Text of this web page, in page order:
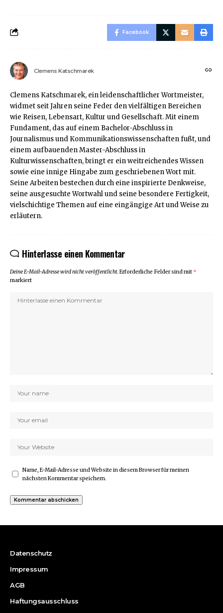
Facebook
Clemens Katschmarek
Clemens Katschmarek, ein leidenschaftlicher Wortmeister,
widmet seit Jahren seine Feder den vielfältigen Bereichen
wie Reisen, Lebensart, Kultur und Gesellschaft. Mit einem
Fundament, das auf einem Bachelor-Abschluss in
Journalismus und Kommunikationswissenschaften fußt, und
einem aufbauenden Master-Abschluss in
Kulturwissenschaften, bringt er ein weitreichendes Wissen
sowie eine innige Hingabe zum geschriebenen Wort mit.
Seine Arbeiten bestechen durch eine inspirierte Denkweise,
seine ausgesuchte Wortwahl und seine besondere Fertigkeit,
vielschichtige Themen auf eine eingängige Art und Weise zu
erläutern.
Hinterlasse einen Kommentar
Deine E-Mail-Adresse wird nicht veröffentlicht.Erforderliche Felder sind mit *
markiert
Name, E-Mail-Adresse und Website in diesem Browser für meinen
nächsten Kommentar speichern.
Datenschutz
Impressum
AGB
Haftungsausschluss